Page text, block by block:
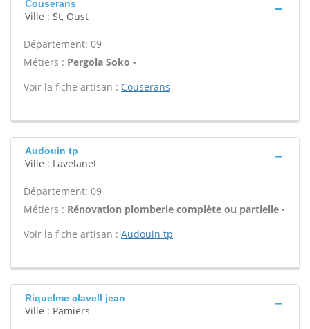
Couserans
Ville : St, Oust
Département: 09
Métiers : Pergola Soko -
Voir la fiche artisan : Couserans
Audouin tp
Ville : Lavelanet
Département: 09
Métiers : Rénovation plomberie complète ou partielle -
Voir la fiche artisan : Audouin tp
Riquelme clavell jean
Ville : Pamiers